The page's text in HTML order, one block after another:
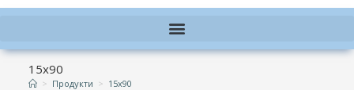
15х90
> Продукти > 15х90